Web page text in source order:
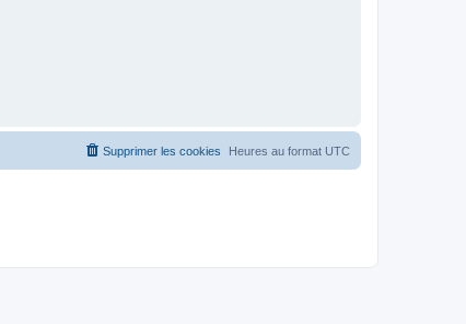
Heures au format UTC
Supprimer les cookies